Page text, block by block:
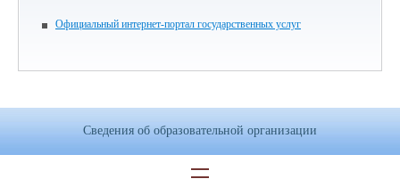
Официальный интернет-портал государственных услуг
Сведения об образовательной организации